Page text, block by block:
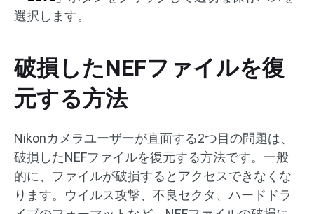
選択します。
破損したNEFファイルを復
元する方法
Nikonカメラユーザーが直面する2つ目の問題は、
破損したNEFファイルを復元する方法です。一般
的に、ファイルが破損するとアクセスできなくな
ります。ウイルス攻撃、不良セクタ、ハードドラ